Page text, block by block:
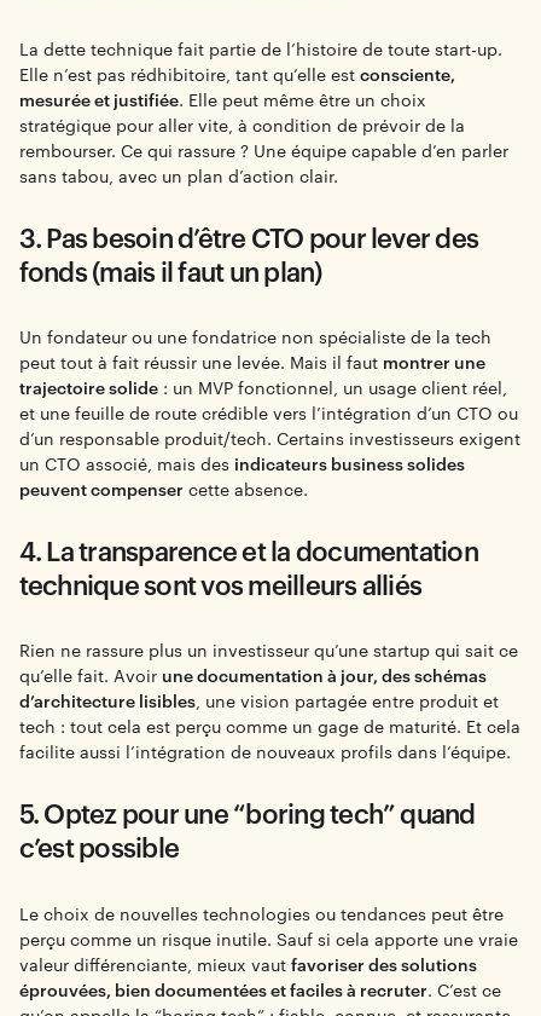
La dette technique fait partie de l’histoire de toute start-up.
Elle n’est pas rédhibitoire, tant qu’elle est consciente,
mesurée et justifiée. Elle peut même être un choix
stratégique pour aller vite, à condition de prévoir de la
rembourser. Ce qui rassure ? Une équipe capable d’en parler
sans tabou, avec un plan d’action clair.
3. Pas besoin d’être CTO pour lever des
fonds (mais il faut un plan)
Un fondateur ou une fondatrice non spécialiste de la tech
peut tout à fait réussir une levée. Mais il faut montrer une
trajectoire solide: un MVP fonctionnel, un usage client réel,
et une feuille de route crédible vers l’intégration d’un CTO ou
d’un responsable produit/tech. Certains investisseurs exigent
un CTO associé, mais des indicateurs business solides
peuvent compenser cette absence.
4. La transparence et la documentation
technique sont vos meilleurs alliés
Rien ne rassure plus un investisseur qu’une startup qui sait ce
qu’elle fait. Avoir une documentation à jour, des schémas
d’architecture lisibles, une vision partagée entre produit et
tech : tout cela est perçu comme un gage de maturité. Et cela
facilite aussi l’intégration de nouveaux profils dans l’équipe.
5. Optez pour une “boring tech” quand
c’est possible
Le choix de nouvelles technologies ou tendances peut être
perçu comme un risque inutile. Sauf si cela apporte une vraie
valeur différenciante, mieux vaut favoriser des solutions
éprouvées, bien documentées et faciles à recruter . C’est ce